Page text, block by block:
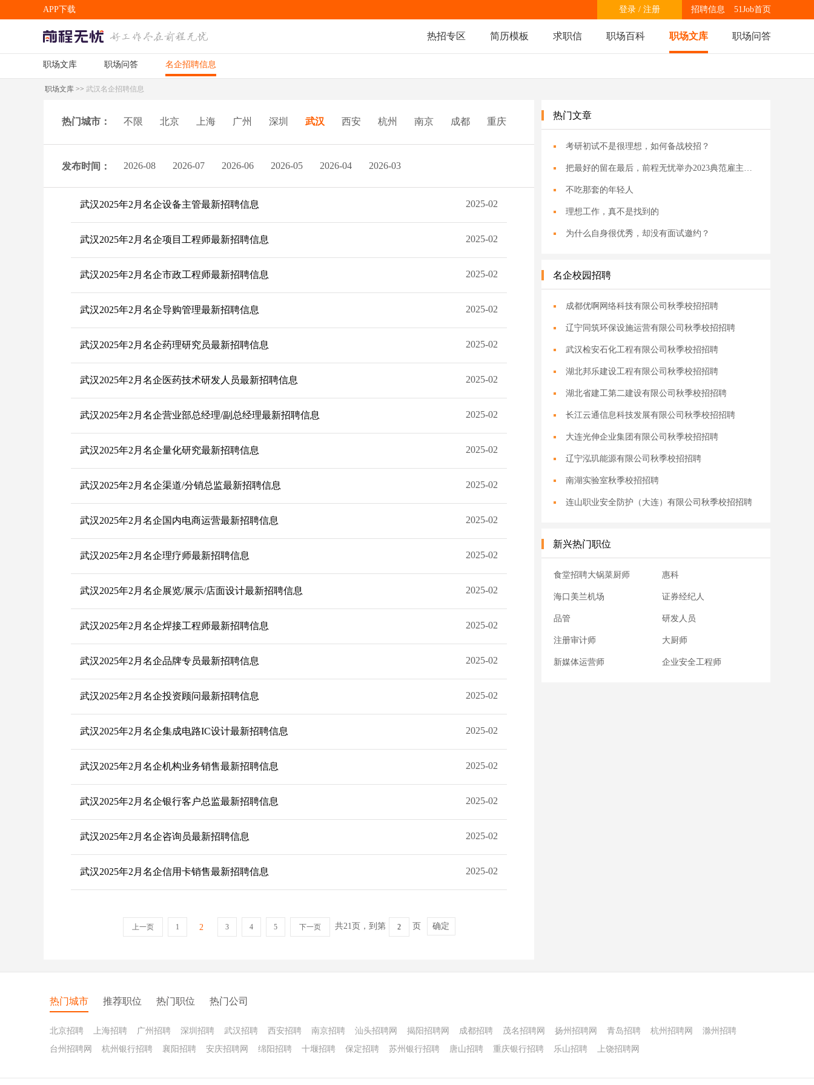
APP下载
APP下载
51Job首页
招聘信息
登录 / 注册
热招专区 简历模板 求职信 职场百科 职场文库 职场问答
职场文库 职场问答 名企招聘信息
职场文库 >> 武汉名企招聘信息
热门城市： 不限 北京 上海 广州 深圳 武汉 西安 杭州 南京 成都 重庆
发布时间： 2026-08 2026-07 2026-06 2026-05 2026-04 2026-03
武汉2025年2月名企设备主管最新招聘信息 2025-02
武汉2025年2月名企项目工程师最新招聘信息 2025-02
武汉2025年2月名企市政工程师最新招聘信息 2025-02
武汉2025年2月名企导购管理最新招聘信息 2025-02
武汉2025年2月名企药理研究员最新招聘信息 2025-02
武汉2025年2月名企医药技术研发人员最新招聘信息 2025-02
武汉2025年2月名企营业部总经理/副总经理最新招聘信息 2025-02
武汉2025年2月名企量化研究最新招聘信息 2025-02
武汉2025年2月名企渠道/分销总监最新招聘信息 2025-02
武汉2025年2月名企国内电商运营最新招聘信息 2025-02
武汉2025年2月名企理疗师最新招聘信息 2025-02
武汉2025年2月名企展览/展示/店面设计最新招聘信息 2025-02
武汉2025年2月名企焊接工程师最新招聘信息 2025-02
武汉2025年2月名企品牌专员最新招聘信息 2025-02
武汉2025年2月名企投资顾问最新招聘信息 2025-02
武汉2025年2月名企集成电路IC设计最新招聘信息 2025-02
武汉2025年2月名企机构业务销售最新招聘信息 2025-02
武汉2025年2月名企银行客户总监最新招聘信息 2025-02
武汉2025年2月名企咨询员最新招聘信息 2025-02
武汉2025年2月名企信用卡销售最新招聘信息 2025-02
上一页 1 2 3 4 5 下一页 共21页，到第 页 确定
热门文章
考研初试不是很理想，如何备战校招？
把最好的留在最后，前程无忧举办2023典范雇主颁奖盛典
不吃那套的年轻人
理想工作，真不是找到的
为什么自身很优秀，却没有面试邀约？
名企校园招聘
成都优啊网络科技有限公司秋季校招招聘
辽宁同筑环保设施运营有限公司秋季校招招聘
武汉检安石化工程有限公司秋季校招招聘
湖北邦乐建设工程有限公司秋季校招招聘
湖北省建工第二建设有限公司秋季校招招聘
长江云通信息科技发展有限公司秋季校招招聘
大连光伸企业集团有限公司秋季校招招聘
辽宁泓玑能源有限公司秋季校招招聘
南湖实验室秋季校招招聘
连山职业安全防护（大连）有限公司秋季校招招聘
新兴热门职位
食堂招聘大锅菜厨师 惠科
海口美兰机场 证券经纪人
品管 研发人员
注册审计师 大厨师
新媒体运营师 企业安全工程师
热门城市 推荐职位 热门职位 热门公司
北京招聘 上海招聘 广州招聘 深圳招聘 武汉招聘 西安招聘 南京招聘 汕头招聘网 揭阳招聘网 成都招聘 茂名招聘网 扬州招聘网 青岛招聘 杭州招聘网
滁州招聘
台州招聘网
杭州银行招聘 襄阳招聘 安庆招聘网 绵阳招聘 十堰招聘 保定招聘 苏州银行招聘 唐山招聘 重庆银行招聘 乐山招聘 上饶招聘网